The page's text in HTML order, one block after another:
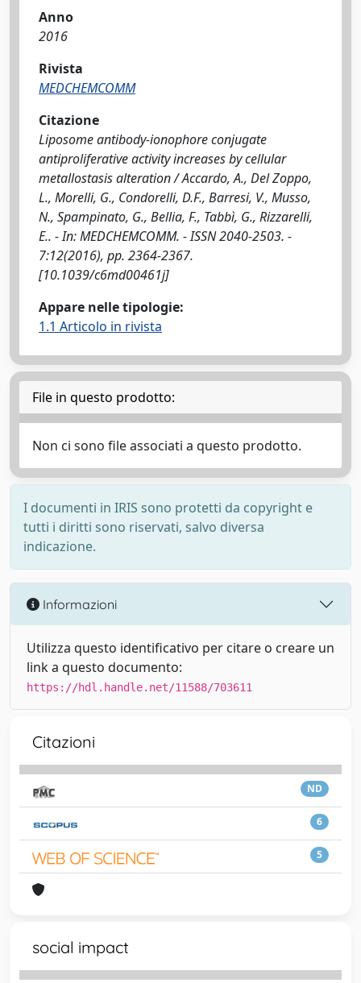
Anno
2016
Rivista
MEDCHEMCOMM
Citazione
Liposome antibody-ionophore conjugate
antiproliferative activity increases by cellular
metallostasis alteration / Accardo, A., Del Zoppo,
L., Morelli, G., Condorelli, D.F., Barresi, V., Musso,
N., Spampinato, G., Bellia, F., Tabbì, G., Rizzarelli,
E.. - In: MEDCHEMCOMM. - ISSN 2040-2503. -
7:12(2016), pp. 2364-2367.
[10.1039/c6md00461j]
Appare nelle tipologie:
1.1 Articolo in rivista
File in questo prodotto:
Non ci sono file associati a questo prodotto.
I documenti in IRIS sono protetti da copyright e
tutti i diritti sono riservati, salvo diversa
indicazione.
Informazioni
Utilizza questo identificativo per citare o creare un
link a questo documento:
https://hdl.handle.net/11588/703611
Citazioni
ND
6
5
social impact